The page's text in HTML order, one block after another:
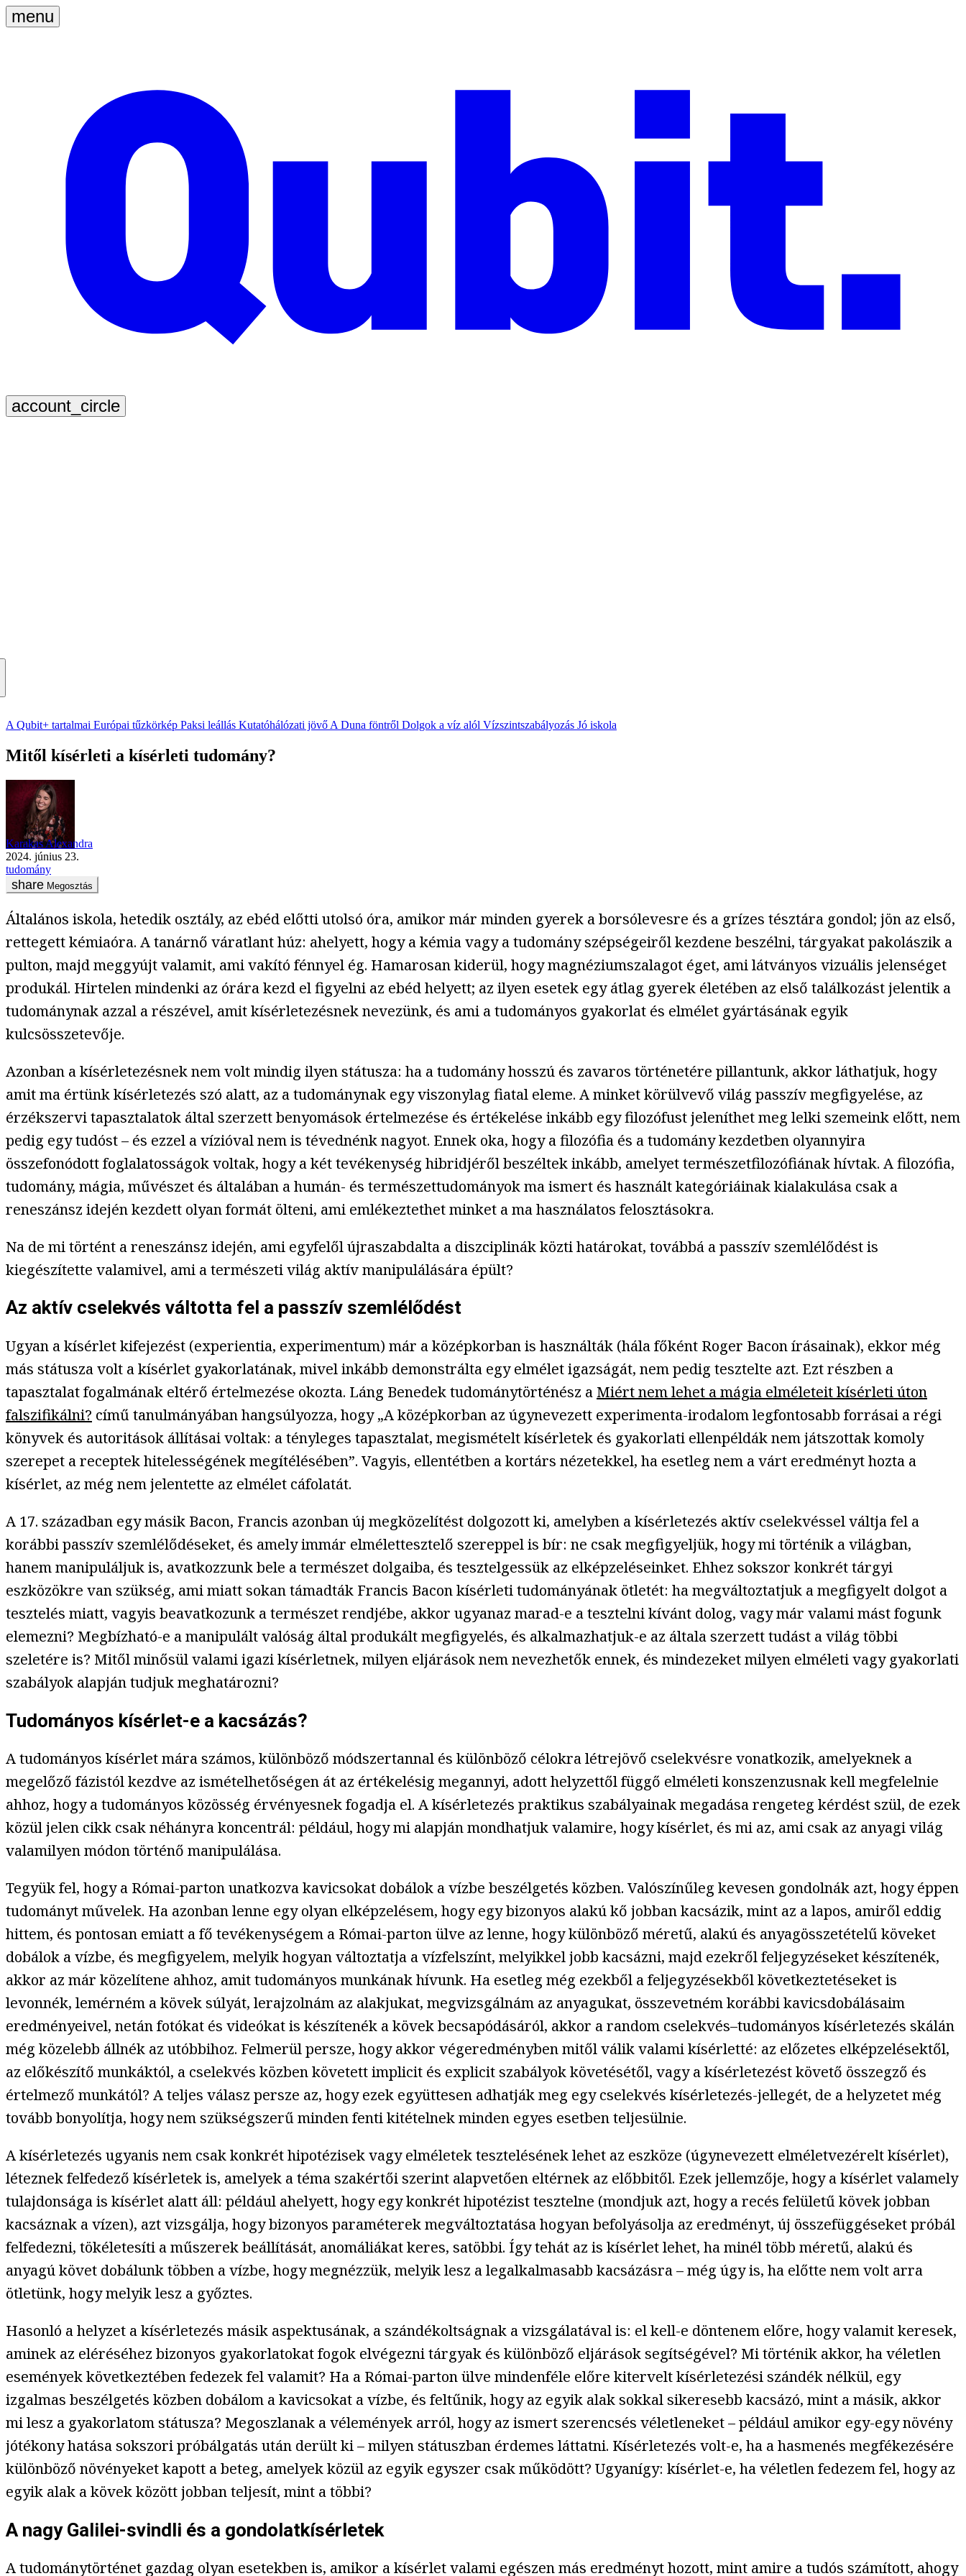
A Qubit+ tartalmai Európai tűzkörkép Paksi leállás Kutatóhálózati jövő A Duna föntről Dolgok a víz alól Vízszintszabályozás Jó iskola
Mitől kísérleti a kísérleti tudomány?
Karakas Alexandra
2024. június 23.
tudomány
Megosztás
Általános iskola, hetedik osztály, az ebéd előtti utolsó óra, amikor már minden gyerek a borsólevesre és a grízes tésztára gondol; jön az első,
rettegett kémiaóra. A tanárnő váratlant húz: ahelyett, hogy a kémia vagy a tudomány szépségeiről kezdene beszélni, tárgyakat pakolászik a
pulton, majd meggyújt valamit, ami vakító fénnyel ég. Hamarosan kiderül, hogy magnéziumszalagot éget, ami látványos vizuális jelenséget
produkál. Hirtelen mindenki az órára kezd el figyelni az ebéd helyett; az ilyen esetek egy átlag gyerek életében az első találkozást jelentik a
tudománynak azzal a részével, amit kísérletezésnek nevezünk, és ami a tudományos gyakorlat és elmélet gyártásának egyik
kulcsösszetevője.
Azonban a kísérletezésnek nem volt mindig ilyen státusza: ha a tudomány hosszú és zavaros történetére pillantunk, akkor láthatjuk, hogy
amit ma értünk kísérletezés szó alatt, az a tudománynak egy viszonylag fiatal eleme. A minket körülvevő világ passzív megfigyelése, az
érzékszervi tapasztalatok által szerzett benyomások értelmezése és értékelése inkább egy filozófust jeleníthet meg lelki szemeink előtt, nem
pedig egy tudóst – és ezzel a vízióval nem is tévednénk nagyot. Ennek oka, hogy a filozófia és a tudomány kezdetben olyannyira
összefonódott foglalatosságok voltak, hogy a két tevékenység hibridjéről beszéltek inkább, amelyet természetfilozófiának hívtak. A filozófia,
tudomány, mágia, művészet és általában a humán- és természettudományok ma ismert és használt kategóriáinak kialakulása csak a
reneszánsz idején kezdett olyan formát ölteni, ami emlékeztethet minket a ma használatos felosztásokra.
Na de mi történt a reneszánsz idején, ami egyfelől újraszabdalta a diszciplinák közti határokat, továbbá a passzív szemlélődést is
kiegészítette valamivel, ami a természeti világ aktív manipulálására épült?
Az aktív cselekvés váltotta fel a passzív szemlélődést
Ugyan a kísérlet kifejezést (experientia, experimentum) már a középkorban is használták (hála főként Roger Bacon írásainak), ekkor még
más státusza volt a kísérlet gyakorlatának, mivel inkább demonstrálta egy elmélet igazságát, nem pedig tesztelte azt. Ezt részben a
tapasztalat fogalmának eltérő értelmezése okozta. Láng Benedek tudománytörténész a Miért nem lehet a mágia elméleteit kísérleti úton
falszifikálni? című tanulmányában hangsúlyozza, hogy „A középkorban az úgynevezett experimenta-irodalom legfontosabb forrásai a régi
könyvek és autoritások állításai voltak: a tényleges tapasztalat, megismételt kísérletek és gyakorlati ellenpéldák nem játszottak komoly
szerepet a receptek hitelességének megítélésében”. Vagyis, ellentétben a kortárs nézetekkel, ha esetleg nem a várt eredményt hozta a
kísérlet, az még nem jelentette az elmélet cáfolatát.
A 17. században egy másik Bacon, Francis azonban új megközelítést dolgozott ki, amelyben a kísérletezés aktív cselekvéssel váltja fel a
korábbi passzív szemlélődéseket, és amely immár elmélettesztelő szereppel is bír: ne csak megfigyeljük, hogy mi történik a világban,
hanem manipuláljuk is, avatkozzunk bele a természet dolgaiba, és tesztelgessük az elképzeléseinket. Ehhez sokszor konkrét tárgyi
eszközökre van szükség, ami miatt sokan támadták Francis Bacon kísérleti tudományának ötletét: ha megváltoztatjuk a megfigyelt dolgot a
tesztelés miatt, vagyis beavatkozunk a természet rendjébe, akkor ugyanaz marad-e a tesztelni kívánt dolog, vagy már valami mást fogunk
elemezni? Megbízható-e a manipulált valóság által produkált megfigyelés, és alkalmazhatjuk-e az általa szerzett tudást a világ többi
szeletére is? Mitől minősül valami igazi kísérletnek, milyen eljárások nem nevezhetők ennek, és mindezeket milyen elméleti vagy gyakorlati
szabályok alapján tudjuk meghatározni?
Tudományos kísérlet-e a kacsázás?
A tudományos kísérlet mára számos, különböző módszertannal és különböző célokra létrejövő cselekvésre vonatkozik, amelyeknek a
megelőző fázistól kezdve az ismételhetőségen át az értékelésig megannyi, adott helyzettől függő elméleti konszenzusnak kell megfelelnie
ahhoz, hogy a tudományos közösség érvényesnek fogadja el. A kísérletezés praktikus szabályainak megadása rengeteg kérdést szül, de ezek
közül jelen cikk csak néhányra koncentrál: például, hogy mi alapján mondhatjuk valamire, hogy kísérlet, és mi az, ami csak az anyagi világ
valamilyen módon történő manipulálása.
Tegyük fel, hogy a Római-parton unatkozva kavicsokat dobálok a vízbe beszélgetés közben. Valószínűleg kevesen gondolnák azt, hogy éppen
tudományt művelek. Ha azonban lenne egy olyan elképzelésem, hogy egy bizonyos alakú kő jobban kacsázik, mint az a lapos, amiről eddig
hittem, és pontosan emiatt a fő tevékenységem a Római-parton ülve az lenne, hogy különböző méretű, alakú és anyagösszetételű köveket
dobálok a vízbe, és megfigyelem, melyik hogyan változtatja a vízfelszínt, melyikkel jobb kacsázni, majd ezekről feljegyzéseket készítenék,
akkor az már közelítene ahhoz, amit tudományos munkának hívunk. Ha esetleg még ezekből a feljegyzésekből következtetéseket is
levonnék, lemérném a kövek súlyát, lerajzolnám az alakjukat, megvizsgálnám az anyagukat, összevetném korábbi kavicsdobálásaim
eredményeivel, netán fotókat és videókat is készítenék a kövek becsapódásáról, akkor a random cselekvés–tudományos kísérletezés skálán
még közelebb állnék az utóbbihoz. Felmerül persze, hogy akkor végeredményben mitől válik valami kísérletté: az előzetes elképzelésektől,
az előkészítő munkáktól, a cselekvés közben követett implicit és explicit szabályok követésétől, vagy a kísérletezést követő összegző és
értelmező munkától? A teljes válasz persze az, hogy ezek együttesen adhatják meg egy cselekvés kísérletezés-jellegét, de a helyzetet még
tovább bonyolítja, hogy nem szükségszerű minden fenti kitételnek minden egyes esetben teljesülnie.
A kísérletezés ugyanis nem csak konkrét hipotézisek vagy elméletek tesztelésének lehet az eszköze (úgynevezett elméletvezérelt kísérlet),
léteznek felfedező kísérletek is, amelyek a téma szakértői szerint alapvetően eltérnek az előbbitől. Ezek jellemzője, hogy a kísérlet valamely
tulajdonsága is kísérlet alatt áll: például ahelyett, hogy egy konkrét hipotézist tesztelne (mondjuk azt, hogy a recés felületű kövek jobban
kacsáznak a vízen), azt vizsgálja, hogy bizonyos paraméterek megváltoztatása hogyan befolyásolja az eredményt, új összefüggéseket próbál
felfedezni, tökéletesíti a műszerek beállítását, anomáliákat keres, satöbbi. Így tehát az is kísérlet lehet, ha minél több méretű, alakú és
anyagú követ dobálunk többen a vízbe, hogy megnézzük, melyik lesz a legalkalmasabb kacsázásra – még úgy is, ha előtte nem volt arra
ötletünk, hogy melyik lesz a győztes.
Hasonló a helyzet a kísérletezés másik aspektusának, a szándékoltságnak a vizsgálatával is: el kell-e döntenem előre, hogy valamit keresek,
aminek az eléréséhez bizonyos gyakorlatokat fogok elvégezni tárgyak és különböző eljárások segítségével? Mi történik akkor, ha véletlen
események következtében fedezek fel valamit? Ha a Római-parton ülve mindenféle előre kitervelt kísérletezési szándék nélkül, egy
izgalmas beszélgetés közben dobálom a kavicsokat a vízbe, és feltűnik, hogy az egyik alak sokkal sikeresebb kacsázó, mint a másik, akkor
mi lesz a gyakorlatom státusza? Megoszlanak a vélemények arról, hogy az ismert szerencsés véletleneket – például amikor egy-egy növény
jótékony hatása sokszori próbálgatás után derült ki – milyen státuszban érdemes láttatni. Kísérletezés volt-e, ha a hasmenés megfékezésére
különböző növényeket kapott a beteg, amelyek közül az egyik egyszer csak működött? Ugyanígy: kísérlet-e, ha véletlen fedezem fel, hogy az
egyik alak a kövek között jobban teljesít, mint a többi?
A nagy Galilei-svindli és a gondolatkísérletek
A tudománytörténet gazdag olyan esetekben is, amikor a kísérlet valami egészen más eredményt hozott, mint amire a tudós számított, ahogy